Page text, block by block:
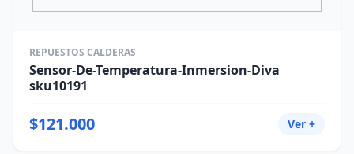
REPUESTOS CALDERAS
Sensor-De-Temperatura-Inmersion-Diva
sku10191
$121.000 Ver +